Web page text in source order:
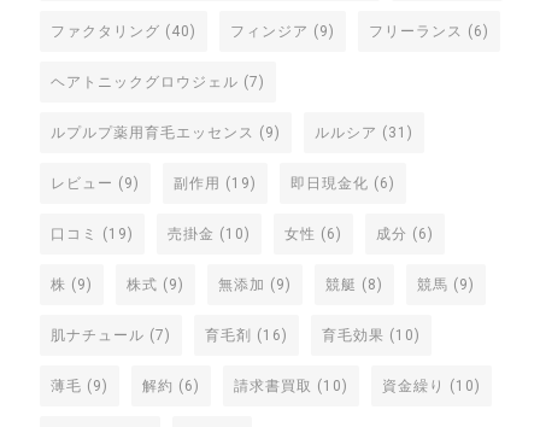
ファクタリング (40) フィンジア (9) フリーランス (6)
ヘアトニックグロウジェル (7)
ルプルプ薬用育毛エッセンス (9) ルルシア (31)
レビュー (9) 副作用 (19) 即日現金化 (6)
口コミ (19) 売掛金 (10) 女性 (6) 成分 (6)
株 (9) 株式 (9) 無添加 (9) 競艇 (8) 競馬 (9)
肌ナチュール (7) 育毛剤 (16) 育毛効果 (10)
薄毛 (9) 解約 (6) 請求書買取 (10) 資金繰り (10)